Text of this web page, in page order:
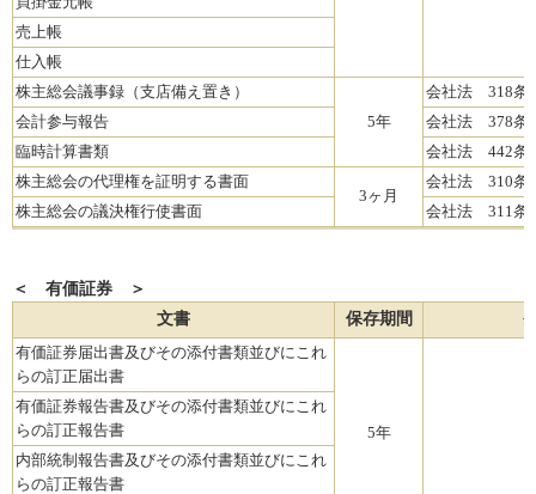
売上帳
仕入帳
株主総会議事録（支店備え置き）
5年
会社法 318条
会計参与報告
会社法 378条
臨時計算書類
会社法 442条
株主総会の代理権を証明する書面
3ヶ月
会社法 310条
株主総会の議決権行使書面
会社法 311条
＜ 有価証券 ＞
文書
保存期間
有価証券届出書及びその添付書類並びにこれ
らの訂正届出書
5年
有価証券報告書及びその添付書類並びにこれ
らの訂正報告書
内部統制報告書及びその添付書類並びにこれ
らの訂正報告書